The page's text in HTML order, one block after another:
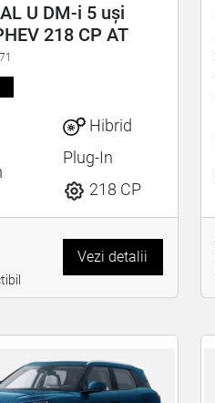
U DM-i 5 uși
218 CP AT
Hibrid
Plug-In
218 CP
Vezi detalii